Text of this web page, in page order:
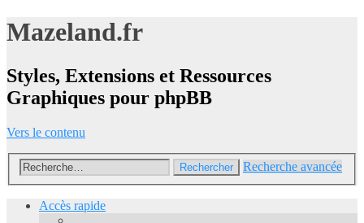
Mazeland.fr
Styles, Extensions et Ressources
Graphiques pour phpBB
Vers le contenu
Rechercher Recherche avancée
Accès rapide